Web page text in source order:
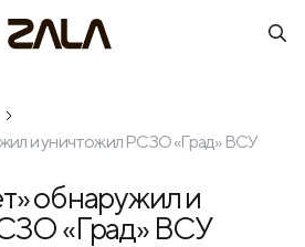
и уничтожил РСЗО «Град» ВСУ
обнаружил и
«Град» ВСУ